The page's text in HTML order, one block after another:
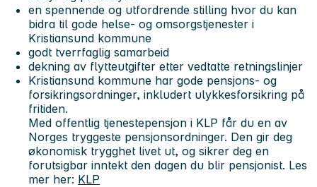
en spennende og utfordrende stilling hvor du kan
bidra til gode helse- og omsorgstjenester i
Kristiansund kommune
godt tverrfaglig samarbeid
dekning av flytteutgifter etter vedtatte retningslinjer
Kristiansund kommune har gode pensjons- og
forsikringsordninger, inkludert ulykkesforsikring på
fritiden.
Med offentlig tjenestepensjon i KLP får du en av
Norges tryggeste pensjonsordninger. Den gir deg
økonomisk trygghet livet ut, og sikrer deg en
forutsigbar inntekt den dagen du blir pensjonist. Les
mer her: KLP